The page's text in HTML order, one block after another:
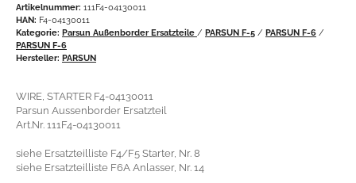
Artikelnummer: 111F4-04130011
HAN: F4-04130011
Kategorie: Parsun Außenborder Ersatzteile / PARSUN F-5 / PARSUN F-6 /
PARSUN F-6
Hersteller: PARSUN
WIRE, STARTER F4-04130011
Parsun Aussenborder Ersatzteil
Art.Nr. 111F4-04130011
siehe Ersatzteilliste F4/F5 Starter, Nr. 8
siehe Ersatzteilliste F6A Anlasser, Nr. 14